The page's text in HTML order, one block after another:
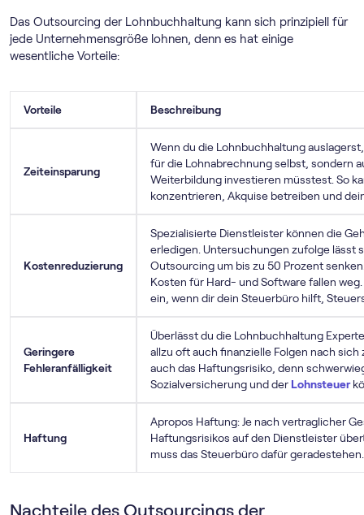
Das Outsourcing der Lohnbuchhaltung kann sich prinzipiell für
jede Unternehmensgröße lohnen, denn es hat einige
wesentliche Vorteile:
Vorteile Beschreibung
Zeiteinsparung
Wenn du die Lohnbuchhaltung
für die Lohnabrechnung selbst, sondern
Weiterbildung investieren müsstest. So
konzentrieren, Akquise betreiben und
Kostenreduzierung
Spezialisierte Dienstleister können die
erledigen. Untersuchungen zufolge lässt
Outsourcing um bis zu 50 Prozent
Kosten für Hard- und Software fallen
ein, wenn dir dein Steuerbüro hilft,
Geringere
Fehleranfälligkeit
Überlässt du die Lohnbuchhaltung
allzu oft auch finanzielle Folgen nach
auch das Haftungsrisiko, denn
Sozialversicherung und der Lohnsteuer
Haftung
Apropos Haftung: Je nach vertraglicher
Haftungsrisikos auf den Dienstleister
muss das Steuerbüro dafür geradestehen.
Nachteile des Outsourcings der